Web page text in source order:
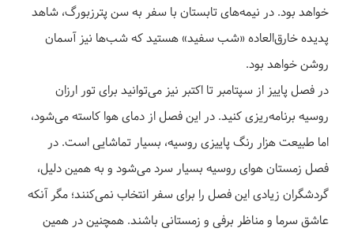
خواهد بود. در نیمه‌های تابستان با سفر به سن پترزبورگ، شاهد
پدیده خارق‌العاده «شب سفید» هستید که شب‌ها نیز آسمان
روشن خواهد بود.
در فصل پاییز از سپتامبر تا اکتبر نیز می‌توانید برای تور ارزان
روسیه برنامه‌ریزی کنید. در این فصل از دمای هوا کاسته می‌شود،
اما طبیعت هزار رنگ پاییزی روسیه، بسیار تماشایی است. در
فصل زمستان هوای روسیه بسیار سرد می‌شود و به همین دلیل،
گردشگران زیادی این فصل را برای سفر انتخاب نمی‌کنند؛ مگر آنکه
عاشق سرما و مناظر برفی و زمستانی باشند. همچنین در همین